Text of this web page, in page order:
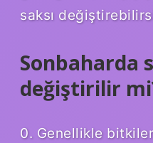
saksı
Sonbaharda
değiştirilir
0. Genellikle